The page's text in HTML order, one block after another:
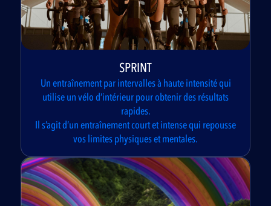
SPRINT
Un entraînement par intervalles à haute intensité qui
utilise un vélo d’intérieur pour obtenir des résultats
rapides.
Il s’agit d’un entraînement court et intense qui repousse
vos limites physiques et mentales.